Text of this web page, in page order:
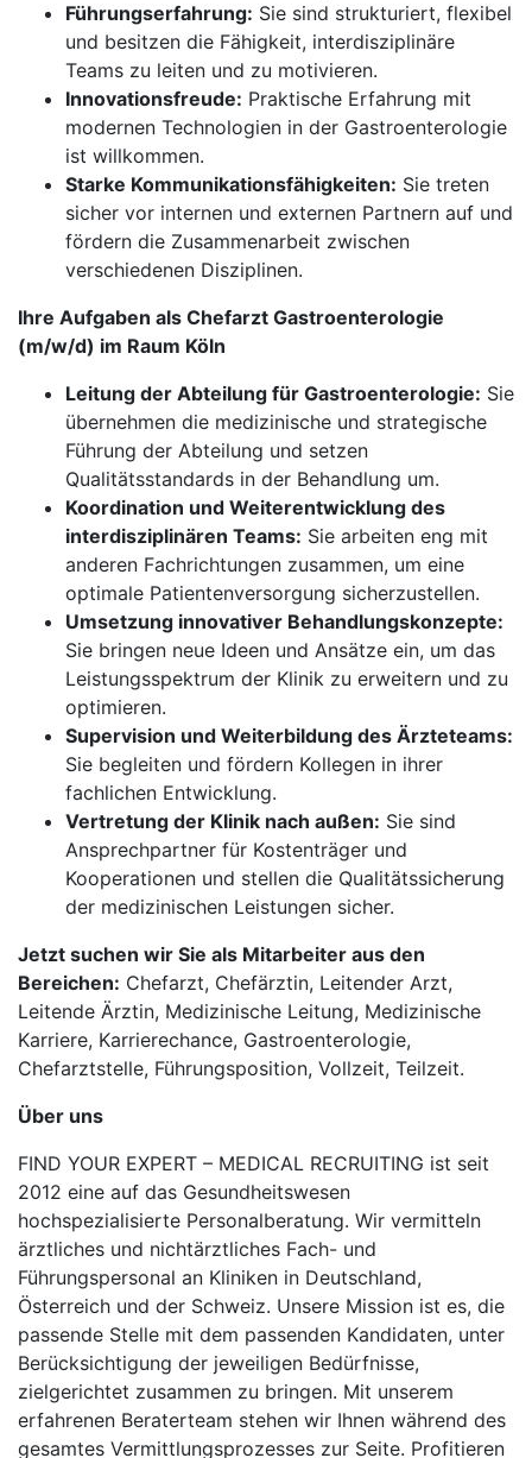
Führungserfahrung: Sie sind strukturiert, flexibel
und besitzen die Fähigkeit, interdisziplinäre
Teams zu leiten und zu motivieren.
Innovationsfreude: Praktische Erfahrung mit
modernen Technologien in der Gastroenterologie
ist willkommen.
Starke Kommunikationsfähigkeiten: Sie treten
sicher vor internen und externen Partnern auf und
fördern die Zusammenarbeit zwischen
verschiedenen Disziplinen.
Ihre Aufgaben als Chefarzt Gastroenterologie
(m/w/d) im Raum Köln
Leitung der Abteilung für Gastroenterologie: Sie
übernehmen die medizinische und strategische
Führung der Abteilung und setzen
Qualitätsstandards in der Behandlung um.
Koordination und Weiterentwicklung des
interdisziplinären Teams: Sie arbeiten eng mit
anderen Fachrichtungen zusammen, um eine
optimale Patientenversorgung sicherzustellen.
Umsetzung innovativer Behandlungskonzepte:
Sie bringen neue Ideen und Ansätze ein, um das
Leistungsspektrum der Klinik zu erweitern und zu
optimieren.
Supervision und Weiterbildung des Ärzteteams:
Sie begleiten und fördern Kollegen in ihrer
fachlichen Entwicklung.
Vertretung der Klinik nach außen: Sie sind
Ansprechpartner für Kostenträger und
Kooperationen und stellen die Qualitätssicherung
der medizinischen Leistungen sicher.
Jetzt suchen wir Sie als Mitarbeiter aus den
Bereichen: Chefarzt, Chefärztin, Leitender Arzt,
Leitende Ärztin, Medizinische Leitung, Medizinische
Karriere, Karrierechance, Gastroenterologie,
Chefarztstelle, Führungsposition, Vollzeit, Teilzeit.
Über uns
FIND YOUR EXPERT – MEDICAL RECRUITING ist seit
2012 eine auf das Gesundheitswesen
hochspezialisierte Personalberatung. Wir vermitteln
ärztliches und nichtärztliches Fach- und
Führungspersonal an Kliniken in Deutschland,
Österreich und der Schweiz. Unsere Mission ist es, die
passende Stelle mit dem passenden Kandidaten, unter
Berücksichtigung der jeweiligen Bedürfnisse,
zielgerichtet zusammen zu bringen. Mit unserem
erfahrenen Beraterteam stehen wir Ihnen während des
gesamtes Vermittlungsprozesses zur Seite. Profitieren